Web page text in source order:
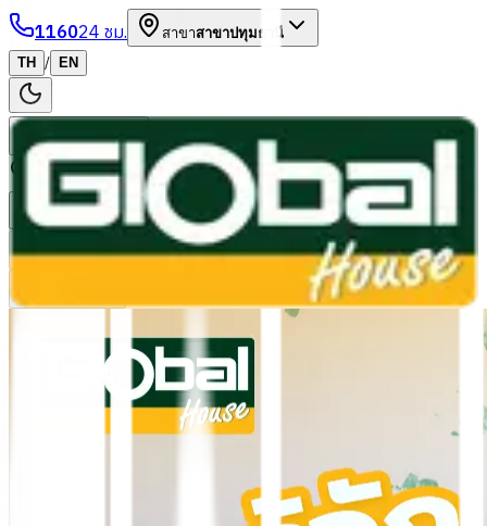
116024 ชม. สาขาสาขาปทุมธานี
TH
/ EN
หมวดหมู่สินค้า
ค้นหา
บัญชีของฉัน ตะกร้าสินค้า
Previous slide